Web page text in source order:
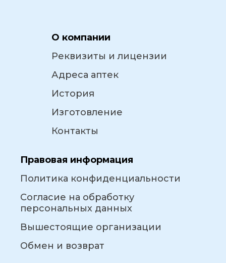
О компании
Реквизиты и лицензии
Адреса аптек
История
Изготовление
Контакты
Правовая информация
Политика конфиденциальности
Согласие на обработку
персональных данных
Вышестоящие организации
Обмен и возврат